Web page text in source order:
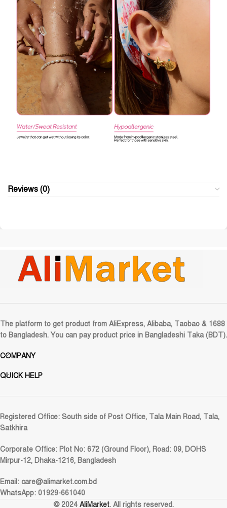
Reviews (0)
The platform to get product from AliExpress, Alibaba, Taobao & 1688
to Bangladesh. You can pay product price in Bangladeshi Taka (BDT).
COMPANY
QUICK HELP
Registered Office: South side of Post Office, Tala Main Road, Tala,
Satkhira
Corporate Office: Plot No: 672 (Ground Floor), Road: 09, DOHS
Mirpur-12, Dhaka-1216, Bangladesh
Email: care@alimarket.com.bd
WhatsApp: 01929-661040
© 2024 AliMarket. All rights reserved.